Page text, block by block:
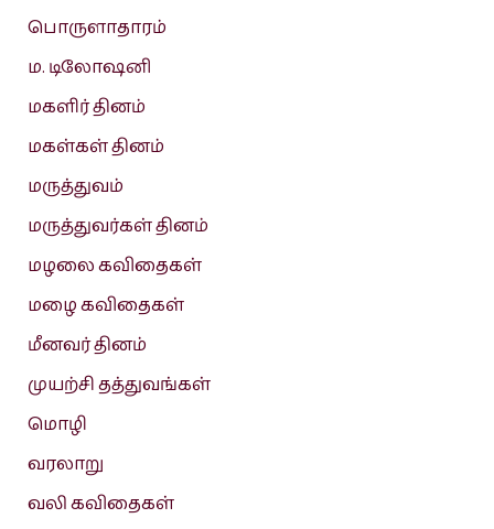
பொருளாதாரம்
ம. டிலோஷனி
மகளிர் தினம்
மகள்கள் தினம்
மருத்துவம்
மருத்துவர்கள் தினம்
மழலை கவிதைகள்
மழை கவிதைகள்
மீனவர் தினம்
முயற்சி தத்துவங்கள்
மொழி
வரலாறு
வலி கவிதைகள்